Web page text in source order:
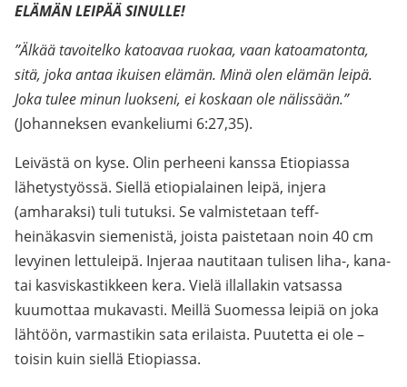
ELÄMÄN LEIPÄÄ SINULLE!
”Älkää tavoitelko katoavaa ruokaa, vaan katoamatonta,
sitä, joka antaa ikuisen elämän. Minä olen elämän leipä.
Joka tulee minun luokseni, ei koskaan ole nälissään.”
(Johanneksen evankeliumi 6:27,35).
Leivästä on kyse. Olin perheeni kanssa Etiopiassa
lähetystyössä. Siellä etiopialainen leipä, injera
(amharaksi) tuli tutuksi. Se valmistetaan teff-
heinäkasvin siemenistä, joista paistetaan noin 40 cm
levyinen lettuleipä. Injeraa nautitaan tulisen liha-, kana-
tai kasviskastikkeen kera. Vielä illallakin vatsassa
kuumottaa mukavasti. Meillä Suomessa leipiä on joka
lähtöön, varmastikin sata erilaista. Puutetta ei ole –
toisin kuin siellä Etiopiassa.